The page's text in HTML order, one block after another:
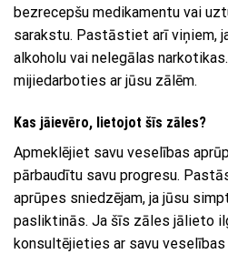
bezrecepšu medikamentu vai
sarakstu. Pastāstiet arī viņiem,
alkoholu vai nelegālas
mijiedarboties ar jūsu zālēm.
Kas jāievēro, lietojot šīs zāles?
Apmeklējiet savu veselības
pārbaudītu savu progresu.
aprūpes sniedzējam, ja jūsu
pasliktinās. Ja šīs zāles jālieto
konsultējieties ar savu veselības